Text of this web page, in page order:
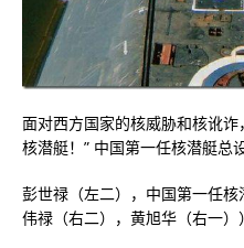
面对西方国家的核威胁和核讹
核潜艇！” 中国第一任核潜艇总
彭世禄（左二），中国第一任
伟禄（右二），黄旭华（右一）